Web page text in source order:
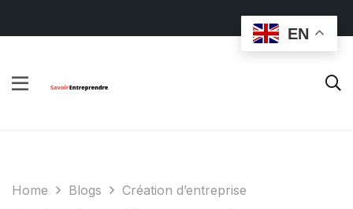
Home Blogs Création d’entreprise
EN